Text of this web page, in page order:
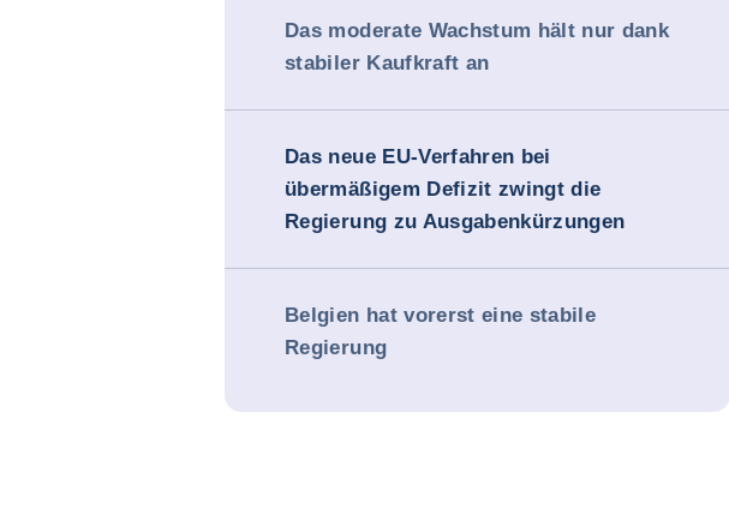
Das moderate Wachstum hält nur dank
stabiler Kaufkraft an
Das neue EU-Verfahren bei
übermäßigem Defizit zwingt die
Regierung zu Ausgabenkürzungen
Belgien hat vorerst eine stabile
Regierung